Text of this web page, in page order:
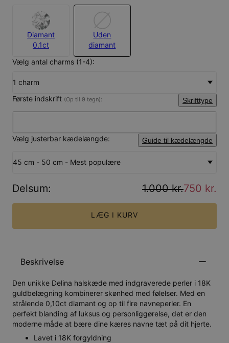
Diamant
0.1ct
Uden
diamant
Vælg antal charms (1-4):
1 charm
Første indskrift (Op til 9 tegn): Skrifttype
Vælg justerbar kædelængde: Guide til kædelængde
45 cm - 50 cm - Mest populære
Delsum: 1.000 kr.750 kr.
LÆG I KURV
Beskrivelse
Den unikke Delina halskæde med indgraverede perler i 18K
guldbelægning kombinerer skønhed med følelser. Med en
strålende 0,10ct diamant og op til fire navneperler. En
perfekt blanding af luksus og personliggørelse, det er den
moderne måde at bære dine kæres navne tæt på dit hjerte.
Lavet i 18K forgyldning